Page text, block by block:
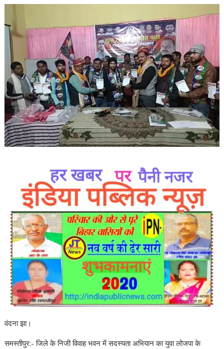
वंदना झा।
समस्तीपुर:- जिले के निजी विवाह भवन में सदस्यता अभियान का युवा लोजपा के